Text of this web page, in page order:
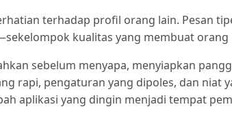
terhadap profil orang lain. Pesan
kualitas yang membuat orang
sebelum menyapa, menyiapkan
rapi, pengaturan yang dipoles, dan niat
aplikasi yang dingin menjadi tempat